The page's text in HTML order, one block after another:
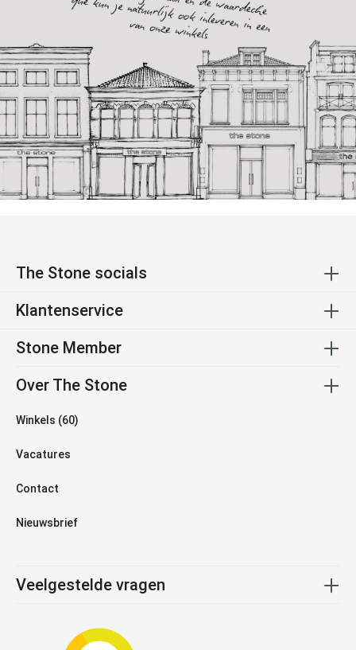
The Stone socials
Klantenservice
Stone Member
Over The Stone
Winkels (60)
Vacatures
Contact
Nieuwsbrief
Veelgestelde vragen